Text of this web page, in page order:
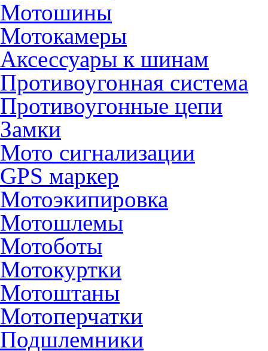
Мотошины
Мотокамеры
Аксессуары к шинам
Противоугонная система
Противоугонные цепи
Замки
Мото сигнализации
GPS маркер
Мотоэкипировка
Мотошлемы
Мотоботы
Мотокуртки
Мотоштаны
Мотоперчатки
Подшлемники